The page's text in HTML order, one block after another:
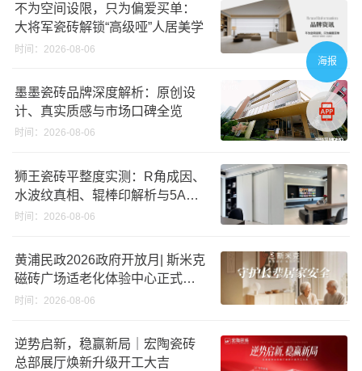
不为空间设限，只为偏爱买单：
大将军瓷砖解锁“高级哑”人居美学
时间：2026-08-06
墨墨瓷砖品牌深度解析：原创设
计、真实质感与市场口碑全览
时间：2026-08-06
狮王瓷砖平整度实测：R角成因、
水波纹真相、辊棒印解析与5A标
准选购指南
时间：2026-08-06
黄浦民政2026政府开放月| 斯米克
磁砖广场适老化体验中心正式亮
相
时间：2026-08-06
逆势启新，稳赢新局｜宏陶瓷砖
总部展厅焕新升级开工大吉
海报